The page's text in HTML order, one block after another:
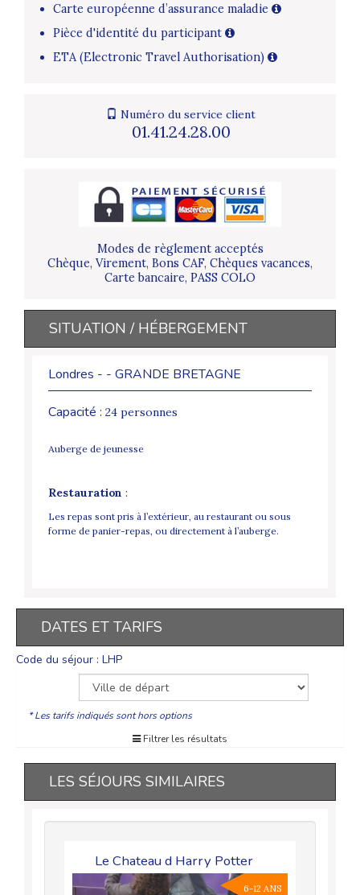
Carte européenne d’assurance maladie
Pièce d'identité du participant
ETA (Electronic Travel Authorisation)
Numéro du service client
01.41.24.28.00
Modes de règlement acceptés
Chèque, Virement, Bons CAF, Chèques vacances,
Carte bancaire, PASS COLO
SITUATION / HÉBERGEMENT
Londres - - GRANDE BRETAGNE
Capacité : 24 personnes
Auberge de jeunesse
Restauration :
Les repas sont pris à l’extérieur, au restaurant ou sous
forme de panier-repas, ou directement à l’auberge.
DATES ET TARIFS
Code du séjour : LHP
* Les tarifs indiqués sont hors options
Filtrer les résultats
LES SÉJOURS SIMILAIRES
Le Chateau d Harry Potter
6-12 ANS